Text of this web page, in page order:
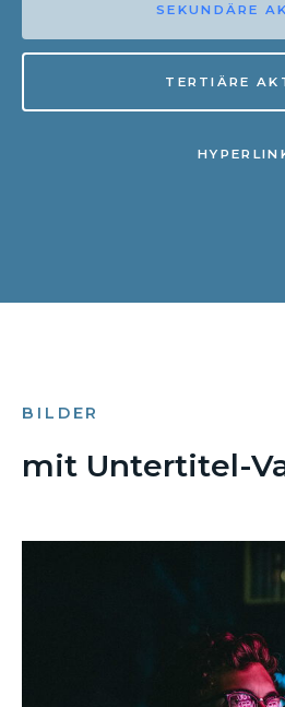
SEKUNDÄRE
TERTIÄRE
BILDER
mit Untertitel-